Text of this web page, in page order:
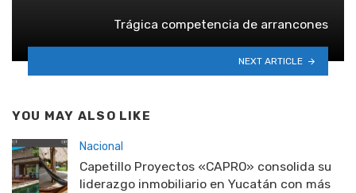
Trágica competencia de arrancones
NEXT ARTICLE
YOU MAY ALSO LIKE
Nacional
Capetillo Proyectos «CAPRO» consolida su
liderazgo inmobiliario en Yucatán con más